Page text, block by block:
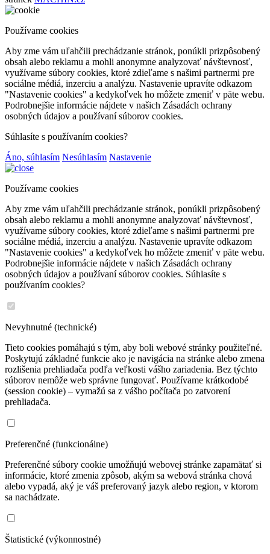
Používame cookies
Aby zme vám uľahčili prechádzanie stránok, ponúkli prizpôsobený
obsah alebo reklamu a mohli anonymne analyzovať návštevnosť,
využívame súbory cookies, ktoré zdieľame s našimi partnermi pre
sociálne médiá, inzerciu a analýzu. Nastavenie upravíte odkazom
"Nastavenie cookies" a kedykoľvek ho môžete zmeniť v päte webu.
Podrobnejšie informácie nájdete v našich Zásadách ochrany
osobných údajov a používaní súborov cookies.
Súhlasíte s používaním cookies?
Áno, súhlasím Nesúhlasím Nastavenie
Používame cookies
Aby zme vám uľahčili prechádzanie stránok, ponúkli prizpôsobený
obsah alebo reklamu a mohli anonymne analyzovať návštevnosť,
využívame súbory cookies, ktoré zdieľame s našimi partnermi pre
sociálne médiá, inzerciu a analýzu. Nastavenie upravíte odkazom
"Nastavenie cookies" a kedykoľvek ho môžete zmeniť v päte webu.
Podrobnejšie informácie nájdete v našich Zásadách ochrany
osobných údajov a používaní súborov cookies. Súhlasíte s
používaním cookies?
Nevyhnutné (technické)
Tieto cookies pomáhajú s tým, aby boli webové stránky použiteľné.
Poskytujú základné funkcie ako je navigácia na stránke alebo zmena
rozlišenia prehliadača podľa veľkosti vášho zariadenia. Bez týchto
súborov nemôže web správne fungovať. Používame krátkodobé
(session cookie) – vymažú sa z vášho počítača po zatvorení
prehliadača.
Preferenčné (funkcionálne)
Preferenčné súbory cookie umožňujú webovej stránke zapamätať si
informácie, ktoré zmenia zpôsob, akým sa webová stránka chová
alebo vypadá, aký je váš preferovaný jazyk alebo region, v ktorom
sa nachádzate.
Štatistické (výkonnostné)